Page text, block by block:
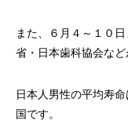
また、６月４～１０
省・日本歯科協会など
日本人男性の平均寿
国です。